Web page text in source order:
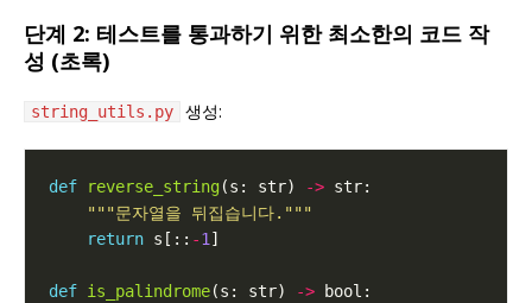
단계 2: 테스트를 통과하기 위한 최소한의 코드 작
성 (초록)
string_utils.py 생성:
def reverse_string(s: str) ->
"""문자열을 뒤집습니다."""
return s[:: -1
def is_palindrome(s: str) ->